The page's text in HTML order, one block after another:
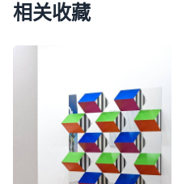
相关收藏